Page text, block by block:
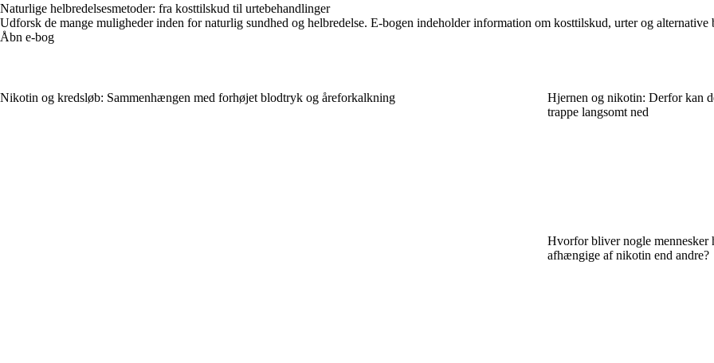
Naturlige helbredelsesmetoder: fra kosttilskud til urtebehandlinger
Udforsk de mange muligheder inden for naturlig sundhed og helbredelse. E-bogen indeholder information om kosttilskud, urter og alternative
Åbn e-bog
Nikotin og kredsløb: Sammenhængen med forhøjet blodtryk og åreforkalkning
Hjernen og nikotin: Derfor kan
trappe langsomt ned
Hvorfor bliver nogle mennesker
afhængige af nikotin end andre?